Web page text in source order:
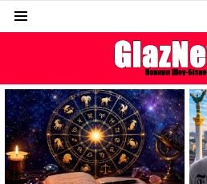
ОСТАННІ
СТАТТІ